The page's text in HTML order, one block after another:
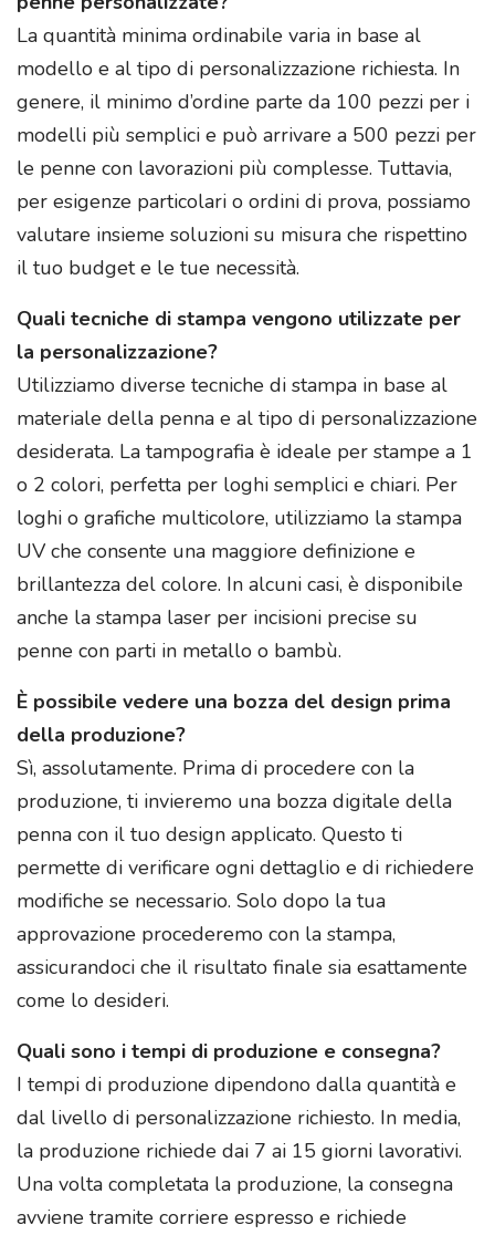
La quantità minima ordinabile varia in base al
modello e al tipo di personalizzazione richiesta. In
genere, il minimo d’ordine parte da 100 pezzi per i
modelli più semplici e può arrivare a 500 pezzi per
le penne con lavorazioni più complesse. Tuttavia,
per esigenze particolari o ordini di prova, possiamo
valutare insieme soluzioni su misura che rispettino
il tuo budget e le tue necessità.
Quali tecniche di stampa vengono utilizzate per
la personalizzazione?
Utilizziamo diverse tecniche di stampa in base al
materiale della penna e al tipo di personalizzazione
desiderata. La tampografia è ideale per stampe a 1
o 2 colori, perfetta per loghi semplici e chiari. Per
loghi o grafiche multicolore, utilizziamo la stampa
UV che consente una maggiore definizione e
brillantezza del colore. In alcuni casi, è disponibile
anche la stampa laser per incisioni precise su
penne con parti in metallo o bambù.
È possibile vedere una bozza del design prima
della produzione?
Sì, assolutamente. Prima di procedere con la
produzione, ti invieremo una bozza digitale della
penna con il tuo design applicato. Questo ti
permette di verificare ogni dettaglio e di richiedere
modifiche se necessario. Solo dopo la tua
approvazione procederemo con la stampa,
assicurandoci che il risultato finale sia esattamente
come lo desideri.
Quali sono i tempi di produzione e consegna?
I tempi di produzione dipendono dalla quantità e
dal livello di personalizzazione richiesto. In media,
la produzione richiede dai 7 ai 15 giorni lavorativi.
Una volta completata la produzione, la consegna
avviene tramite corriere espresso e richiede